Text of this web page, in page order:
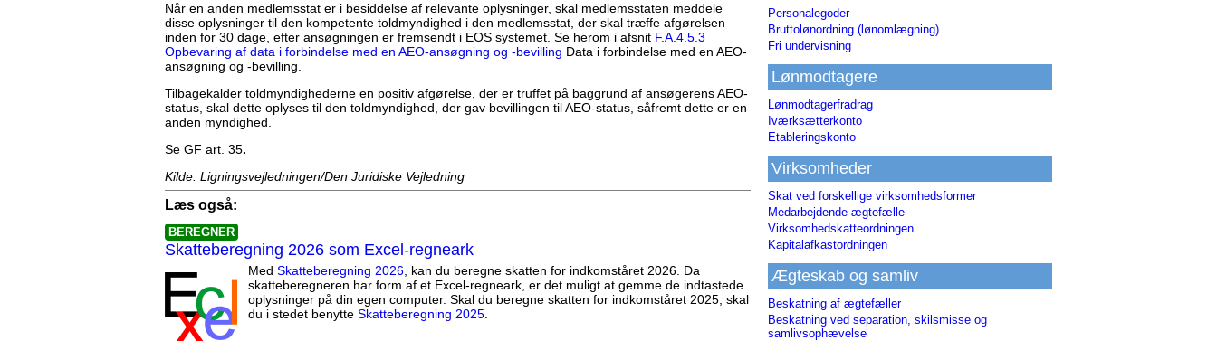
Når en anden medlemsstat er i besiddelse af relevante oplysninger, skal medlemsstaten meddele
disse oplysninger til den kompetente toldmyndighed i den medlemsstat, der skal træffe afgørelsen
inden for 30 dage, efter ansøgningen er fremsendt i EOS systemet. Se herom i afsnit F.A.4.5.3
Opbevaring af data i forbindelse med en AEO-ansøgning og -bevilling Data i forbindelse med en AEO-
ansøgning og -bevilling.
Tilbagekalder toldmyndighederne en positiv afgørelse, der er truffet på baggrund af ansøgerens AEO-
status, skal dette oplyses til den toldmyndighed, der gav bevillingen til AEO-status, såfremt dette er en
anden myndighed.
Se GF art. 35.
Kilde: Ligningsvejledningen/Den Juridiske Vejledning
Læs også:
BEREGNER
Skatteberegning 2026 som Excel-regneark
Med Skatteberegning 2026 , kan du beregne skatten for indkomståret 2026. Da
skatteberegneren har form af et Excel-regneark, er det muligt at gemme de indtastede
oplysninger på din egen computer. Skal du beregne skatten for indkomståret 2025, skal
du i stedet benytte Skatteberegning 2025
Personalegoder
Bruttolønordning (lønomlægning)
Fri undervisning
Lønmodtagere
Lønmodtagerfradrag
Iværksætterkonto
Etableringskonto
Virksomheder
Skat ved forskellige virksomhedsformer
Medarbejdende ægtefælle
Virksomhedskatteordningen
Kapitalafkastordningen
Ægteskab og samliv
Beskatning af ægtefæller
Beskatning ved separation, skilsmisse og
samlivsophævelse